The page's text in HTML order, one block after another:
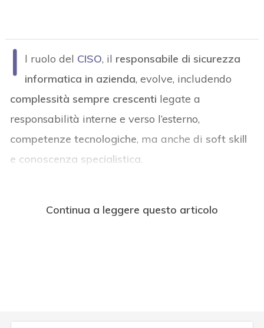
I l ruolo del CISO, il responsabile di sicurezza
informatica in azienda, evolve, includendo
complessità sempre crescenti legate a
responsabilità interne e verso l’esterno,
competenze tecnologiche, ma anche di soft skill
e conoscenza specialistica.
Continua a leggere questo articolo